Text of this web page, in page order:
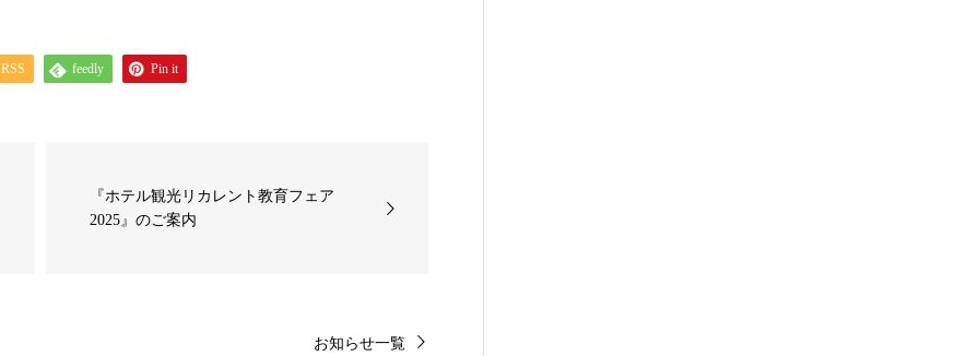
RSS feedly Pin it
『ホテル観光リカレント教育フェア
2025』のご案内
お知らせ一覧